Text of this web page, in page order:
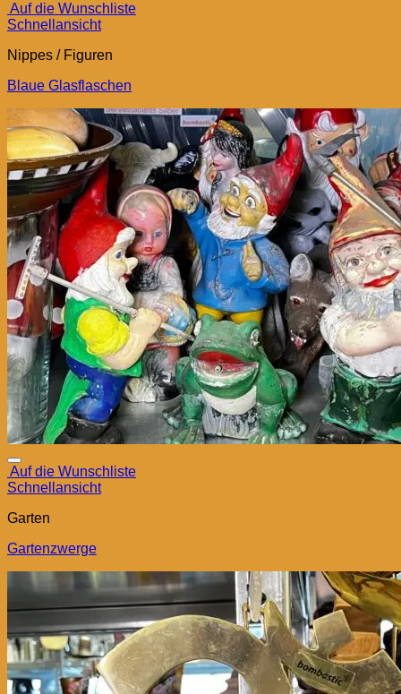
Auf die Wunschliste
Schnellansicht
Nippes / Figuren
Blaue Glasflaschen
Auf die Wunschliste
Schnellansicht
Garten
Gartenzwerge